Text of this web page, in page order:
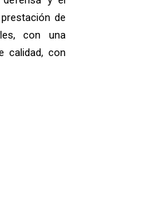
de
con una
calidad, con